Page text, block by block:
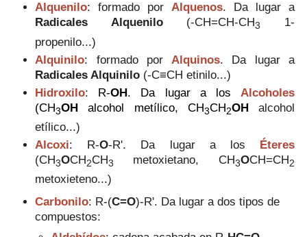
Alquenilo: formado por Alquenos. Da lugar a
Radicales Alquenilo (-CH=CH-CH3
1-
propenilo...)
Alquinilo: formado por Alquinos. Da lugar a
Radicales Alquinilo (-C≡CH etinilo...)
Hidroxilo: R-OH. Da lugar a los Alcoholes
(CH3OH alcohol metílico, CH3CH2OHalcohol
etílico...)
Alcoxi: R-O-R'. Da lugar a los Éteres
(CH3OCH2CH3 metoxietano, CH3OCH=CH2
metoxieteno...)
Carbonilo: R-(C=O)-R'. Da lugar a dos tipos de
compuestos: